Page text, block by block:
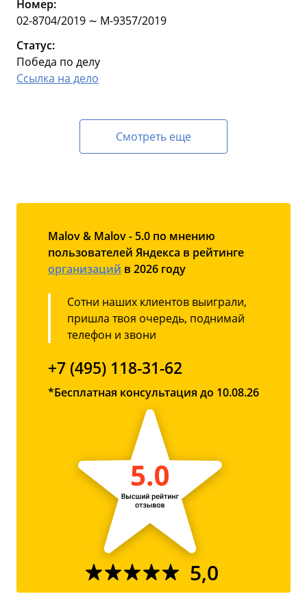
Номер:
02-8704/2019 ∼ М-9357/2019
Статус:
Победа по делу
Ссылка на дело
Смотреть еще
Malov & Malov - 5.0 по мнению
пользователей Яндекса в рейтинге
организаций в 2026 году
Сотни наших клиентов выиграли,
пришла твоя очередь, поднимай
телефон и звони
+7 (495) 118-31-62
*Бесплатная консультация до 10.08.26
5,0